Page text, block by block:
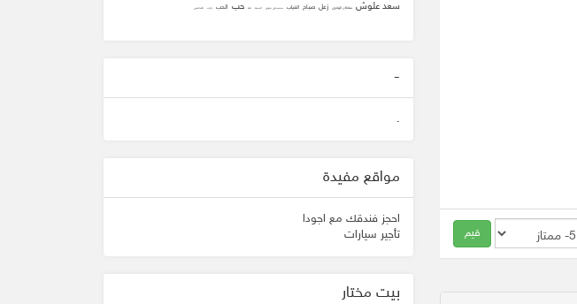
سعد علوش سلطان الهاجري زعل صباح الغياب محمد علي جنيدي المحبه ثقه حب الحب زانت الشافعي
-
.
مواقع مفيدة
احجز فندقك مع اجودا
تأجير سيارات
بيت مختار